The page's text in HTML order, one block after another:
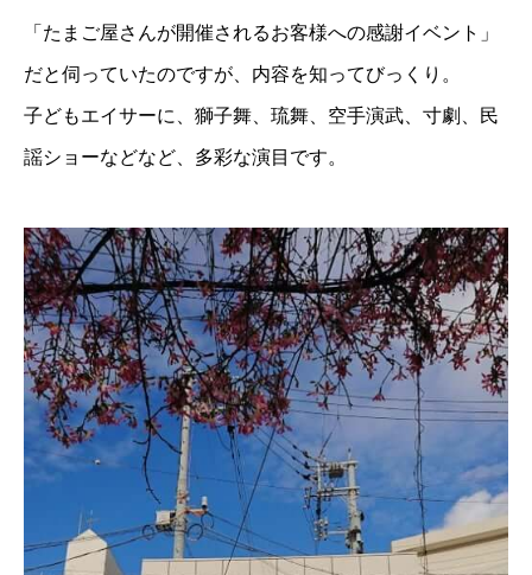
「たまご屋さんが開催されるお客様への感謝イベント」
だと伺っていたのですが、内容を知ってびっくり。
子どもエイサーに、獅子舞、琉舞、空手演武、寸劇、民
謡ショーなどなど、多彩な演目です。